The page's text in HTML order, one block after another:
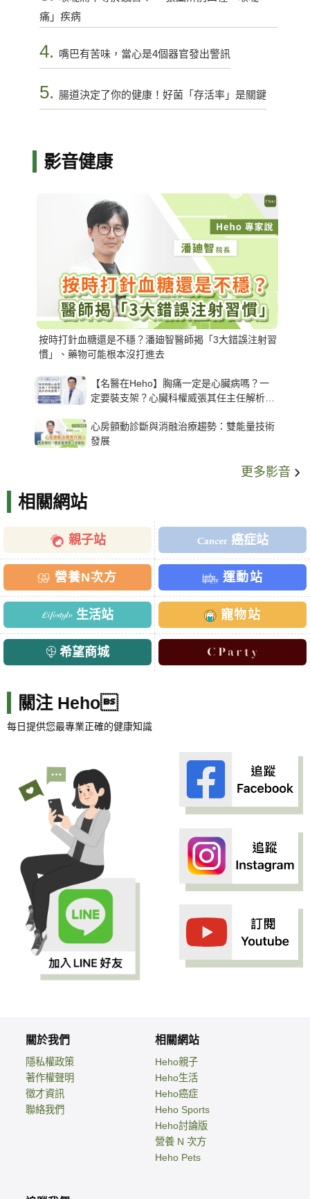
痛」疾病
4. 嘴巴有苦味，當心是4個器官發出警訊
5. 腸道決定了你的健康！好菌「存活率」是關鍵
影音健康
按時打針血糖還是不穩？潘廸智醫師揭「3大錯誤注射習
慣」、藥物可能根本沒打進去
【名醫在Heho】胸痛一定是心臟病嗎？一
定要裝支架？心臟科權威張其任主任解析支
心房顫動診斷與消融治療趨勢：雙能量技術
發展
更多影音
相關網站
親子站 癌症站
營養N次方 運動站
生活站 寵物站
希望商城
關注 Heho
每日提供您最專業正確的健康知識
關於我們
隱私權政策
著作權聲明
徵才資訊
聯絡我們
相關網站
Heho親子
Heho生活
Heho癌症
Heho Sports
Heho討論版
營養 N 次方
Heho Pets